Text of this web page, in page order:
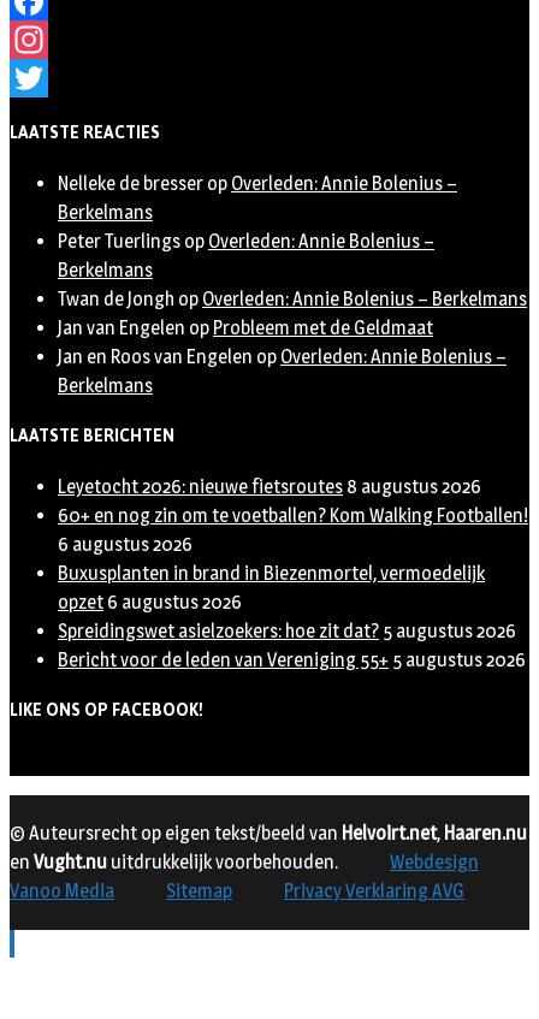
Facebook
Instagram
LAATSTE REACTIES
Nelleke de bresser op Overleden: Annie Bolenius –
Berkelmans
Peter Tuerlings op Overleden: Annie Bolenius –
Berkelmans
Twan de Jongh op Overleden: Annie Bolenius – Berkelmans
Jan van Engelen op Probleem met de Geldmaat
Jan en Roos van Engelen op Overleden: Annie Bolenius –
Berkelmans
LAATSTE BERICHTEN
Leyetocht 2026: nieuwe fietsroutes 8 augustus 2026
60+ en nog zin om te voetballen? Kom Walking Footballen!
6 augustus 2026
Buxusplanten in brand in Biezenmortel, vermoedelijk
opzet 6 augustus 2026
Spreidingswet asielzoekers: hoe zit dat? 5 augustus 2026
Bericht voor de leden van Vereniging 55+ 5 augustus 2026
LIKE ONS OP FACEBOOK!
© Auteursrecht op eigen tekst/beeld van Helvoirt.net, Haaren.nu
en Vught.nu uitdrukkelijk voorbehouden.
Webdesign
Vanoo Media
Sitemap Privacy Verklaring AVG